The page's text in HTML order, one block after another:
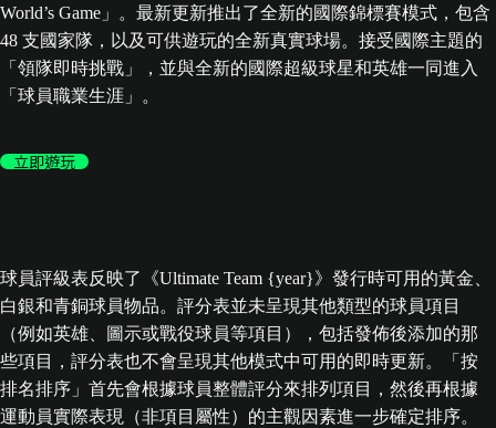
World’s Game」。最新更新推出了全新的國際錦標賽模式，包含
48 支國家隊，以及可供遊玩的全新真實球場。接受國際主題的
「領隊即時挑戰」，並與全新的國際超級球星和英雄一同進入
「球員職業生涯」。
立即遊玩
球員評級表反映了《Ultimate Team {year}》發行時可用的黃金、
白銀和青銅球員物品。評分表並未呈現其他類型的球員項目
（例如英雄、圖示或戰役球員等項目），包括發佈後添加的那
些項目，評分表也不會呈現其他模式中可用的即時更新。「按
排名排序」首先會根據球員整體評分來排列項目，然後再根據
運動員實際表現（非項目屬性）的主觀因素進一步確定排序。